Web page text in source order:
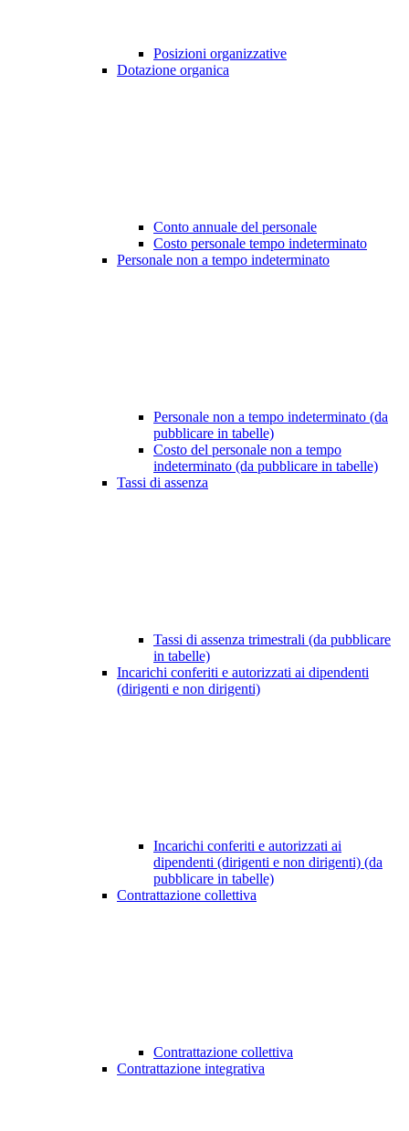
Posizioni organizzative
Dotazione organica
Conto annuale del personale
Costo personale tempo indeterminato
Personale non a tempo indeterminato
Personale non a tempo indeterminato (da
pubblicare in tabelle)
Costo del personale non a tempo
indeterminato (da pubblicare in tabelle)
Tassi di assenza
Tassi di assenza trimestrali (da pubblicare
in tabelle)
Incarichi conferiti e autorizzati ai dipendenti
(dirigenti e non dirigenti)
Incarichi conferiti e autorizzati ai
dipendenti (dirigenti e non dirigenti) (da
pubblicare in tabelle)
Contrattazione collettiva
Contrattazione collettiva
Contrattazione integrativa